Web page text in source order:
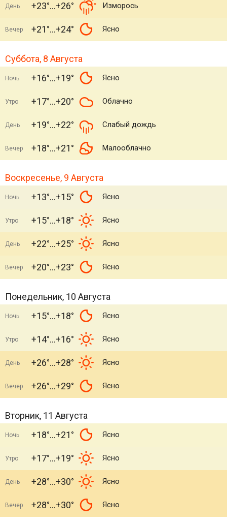
День +23° +26° Изморось
Вечер +21° +24° Ясно
Суббота, 8 Августа
Ночь +16° +19° Ясно
Утро +17° +20° Облачно
День +19° +22° Слабый дождь
Вечер +18° +21° Малооблачно
Воскресенье, 9 Августа
Ночь +13° +15° Ясно
Утро +15° +18° Ясно
День +22° +25° Ясно
Вечер +20° +23° Ясно
Понедельник, 10 Августа
Ночь +15° +18° Ясно
Утро +14° +16° Ясно
День +26° +28° Ясно
Вечер +26° +29° Ясно
Вторник, 11 Августа
Ночь +18° +21° Ясно
Утро +17° +19° Ясно
День +28° +30° Ясно
Вечер +28° +30° Ясно